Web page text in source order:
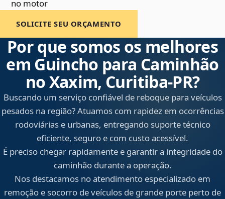
no motor
SOLICITE SEU ORÇAMENTO
Por que somos os melhores
em Guincho para Caminhão
no Xaxim, Curitiba‑PR?
Buscando um serviço confiável de reboque para veículos
pesados na região? Atuamos com rapidez em ocorrências
rodoviárias e urbanas, entregando suporte técnico
eficiente, seguro e com custo acessível.
É preciso chegar rapidamente e garantir a integridade do
caminhão durante a operação.
Nos destacamos no atendimento especializado em
remoção e socorro de veículos de grande porte perto de